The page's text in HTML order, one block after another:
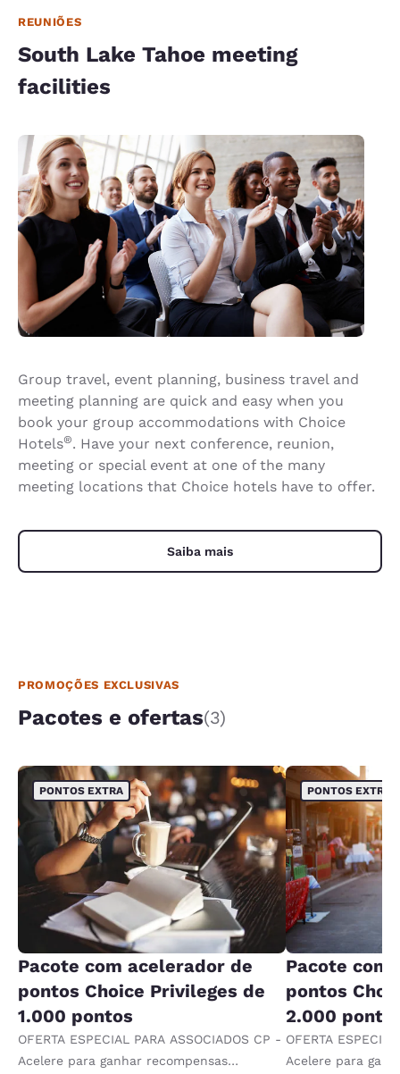
REUNIÕES
South Lake Tahoe meeting
facilities
Group travel, event planning, business travel and
meeting planning are quick and easy when you
book your group accommodations with Choice
Hotels®. Have your next conference, reunion,
meeting or special event at one of the many
meeting locations that Choice hotels have to offer.
Saiba mais
PROMOÇÕES EXCLUSIVAS
Pacotes e ofertas(3)
PONTOS EXTRA
Pacote com acelerador de
pontos Choice Privileges de
1.000 pontos
OFERTA ESPECIAL PARA ASSOCIADOS CP -
Acelere para ganhar recompensas
PONTOS EXTRA
Pacote com
pontos
2.000
OFERTA
Acelere para